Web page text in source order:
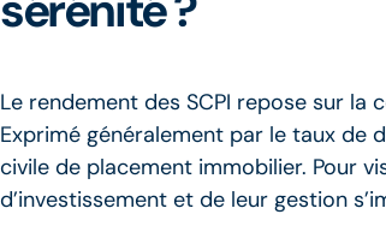
Le rendement des SCPI repose sur
Exprimé généralement par le taux de
civile de placement immobilier. Pour
d’investissement et de leur gestion